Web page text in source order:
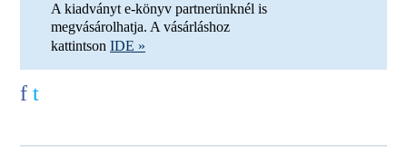
A kiadványt e-könyv partnerünknél is
megvásárolhatja. A vásárláshoz
kattintson IDE »
f t